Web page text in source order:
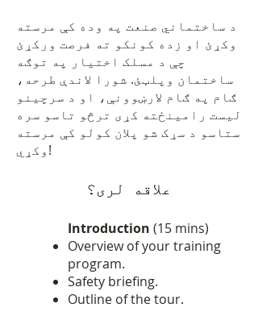
د ساختماني صنعت په وده کې مرسته
وکړئ او زده کونکو ته فرصت ورکړئ
چې د مسلک اختیار په توګه
ساختمان وپلټئ. شورا لاندې طرحه،
ګام په ګام لارښوونې، او د سرچینو
لیست رامینځته کړی ترڅو تاسو سره
ستاسو د سړک شو پلان کولو کې مرسته
وکړي!
علاقه لری؟
Introduction (15 mins)
Overview of your training
program.
Safety briefing.
Outline of the tour.